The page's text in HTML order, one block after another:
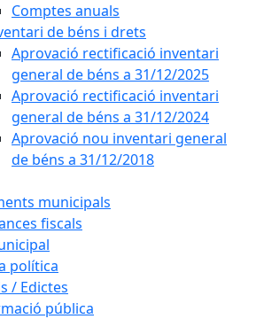
Comptes anuals
de béns i drets
Aprovació rectificació inventari
general de béns a 31/12/2025
Aprovació rectificació inventari
general de béns a 31/12/2024
Aprovació nou inventari general
de béns a 31/12/2018
municipals
fiscals
política
/ Edictes
pública